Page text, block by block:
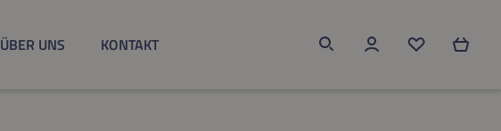
ÜBER UNS KONTAKT
Du hast 0